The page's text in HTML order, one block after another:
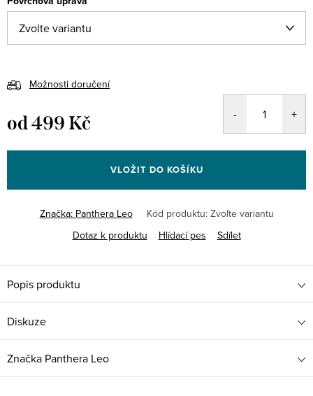
Možnosti doručení
od499 Kč
cena:
VLOŽIT DO KOŠÍKU
Značka: Panthera Leo Kód produktu: Zvolte variantu
Dotaz k produktu
Hlídací pes Sdílet
Popis produktu
Diskuze
Značka Panthera Leo